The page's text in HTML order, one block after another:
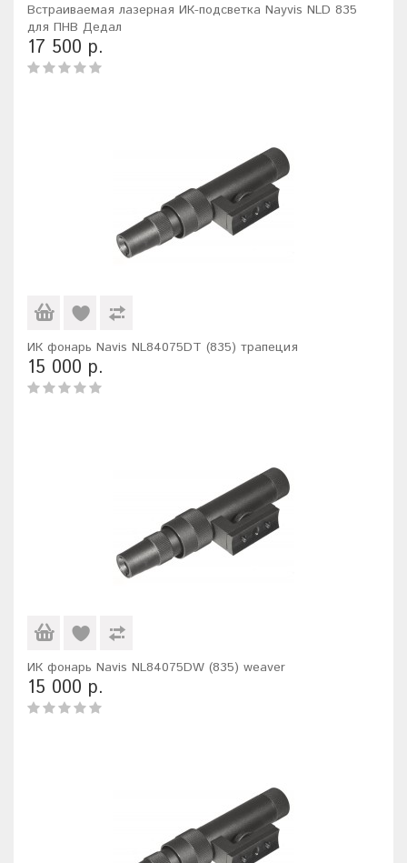
Встраиваемая лазерная ИК-подсветка Nayvis NLD 835
для ПНВ Дедал
17 500 р.
ИК фонарь Navis NL84075DT (835) трапеция
15 000 р.
ИК фонарь Navis NL84075DW (835) weaver
15 000 р.